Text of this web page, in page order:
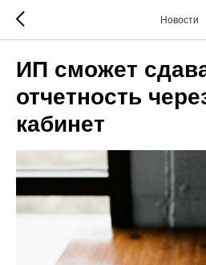
Новости
ИП сможет
отчетность
кабинет